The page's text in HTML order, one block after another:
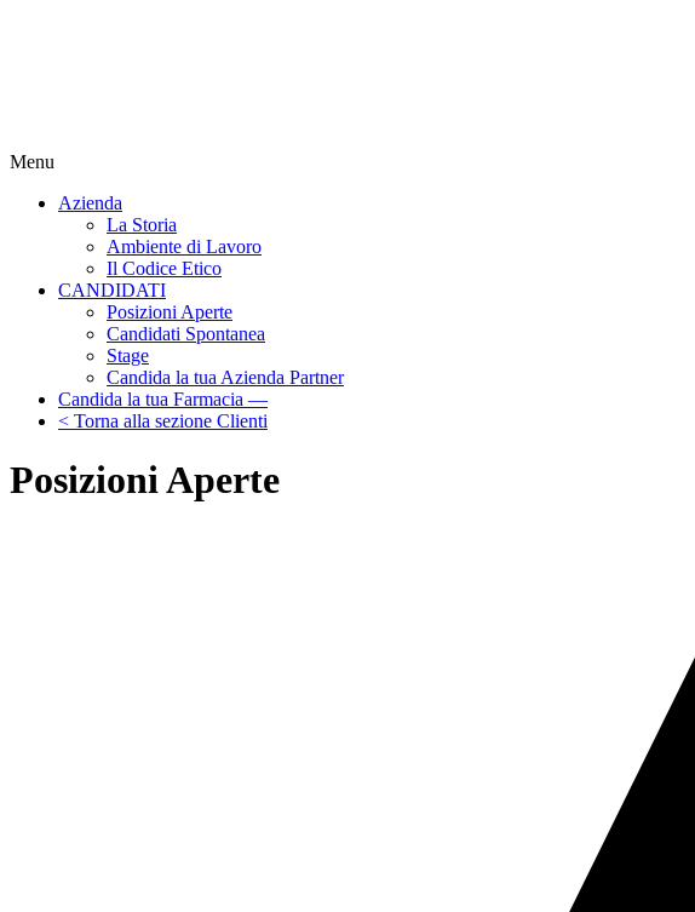
Menu
Azienda
La Storia
Ambiente di Lavoro
Il Codice Etico
CANDIDATI
Posizioni Aperte
Candidati Spontanea
Stage
Candida la tua Azienda Partner
Candida la tua Farmacia —
< Torna alla sezione Clienti
PosizioniAperte